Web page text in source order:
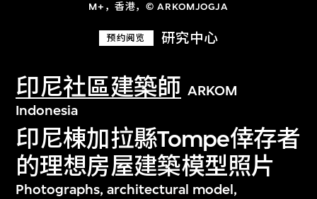
M+，香港，© ARKOMJOGJA
预约阅览 研究中心
印尼社區建築師 ARKOM
Indonesia
印尼棟加拉縣Tompe倖存者
的理想房屋建築模型照片
Photographs, architectural model,
文化藏品。